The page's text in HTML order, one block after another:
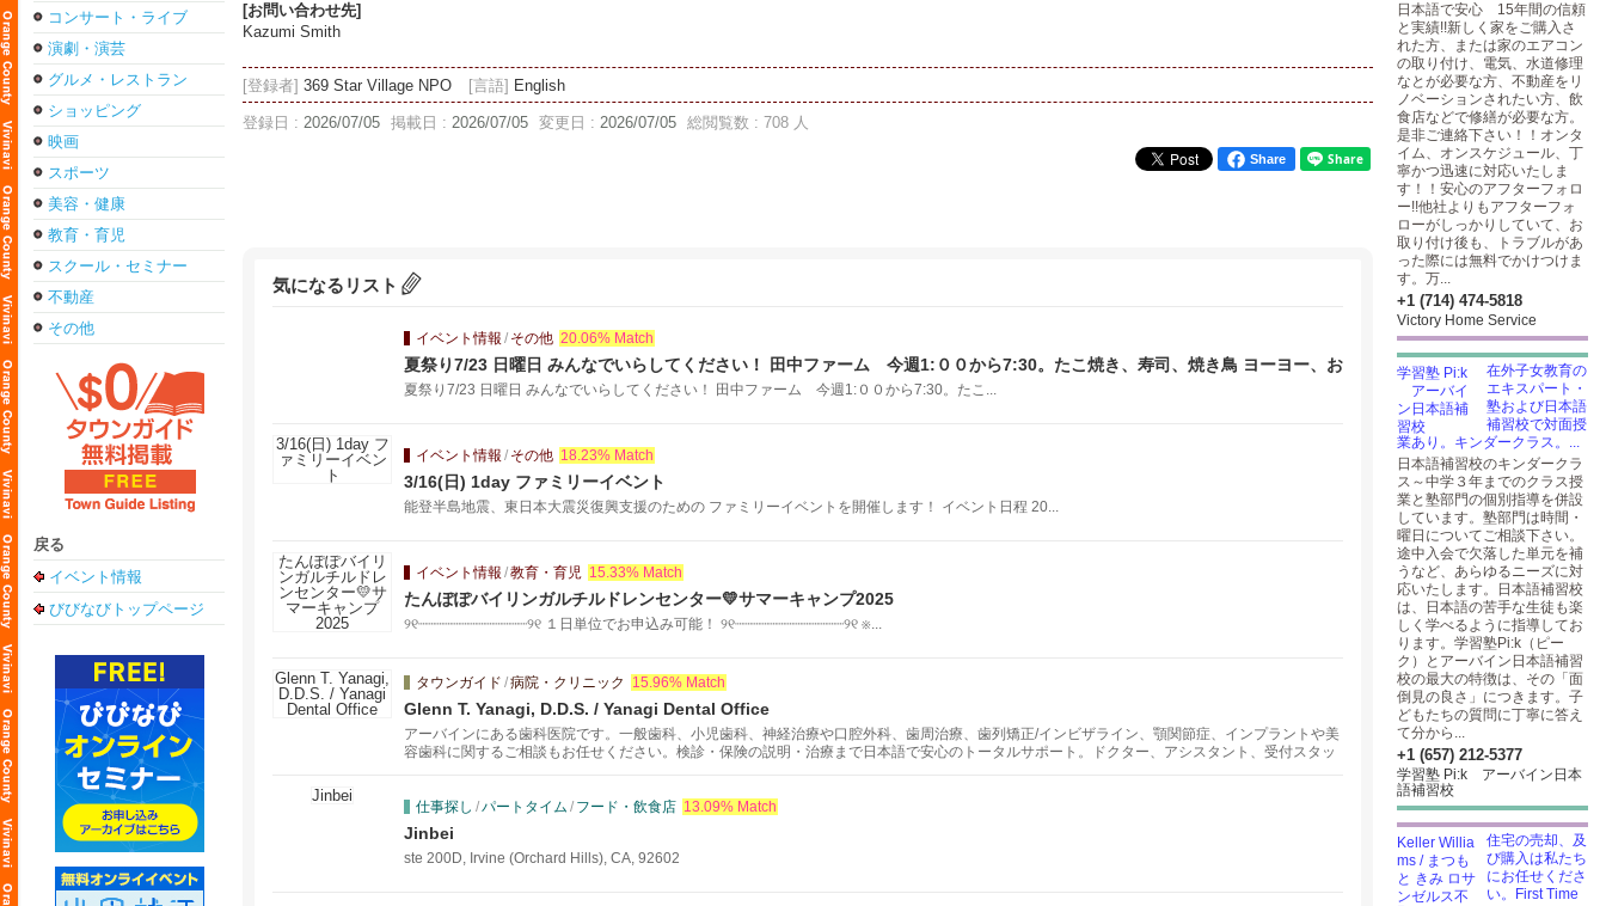
コンサート・ライブ
演劇・演芸
グルメ・レストラン
ショッピング
映画
スポーツ
美容・健康
教育・育児
スクール・セミナー
不動産
その他
戻る
イベント情報
びびなびトップページ
[お問い合わせ先]
Kazumi Smith
[登録者] 369 Star Village NPO [言語] English
登録日 : 2026/07/05 掲載日 : 2026/07/05 変更日 : 2026/07/05 総閲覧数 : 708 人
Share
気になるリスト
イベント情報 / その他 20.06% Match
夏祭り7/23 日曜日 みんなでいらしてください！ 田中ファーム 今週1:００から7:30。たこ焼き、寿司、焼き鳥 ヨーヨー、お
もちゃ釣り、カラオケ大会 な...
夏祭り7/23 日曜日 みんなでいらしてください！ 田中ファーム 今週1:００から7:30。たこ...
イベント情報 / その他 18.23% Match
3/16(日) 1day ファミリーイベント
能登半島地震、東日本大震災復興支援のための ファミリーイベントを開催します！ イベント日程 20...
イベント情報 /教育・育児 15.33% Match
たんぽぽバイリンガルチルドレンセンター💛サマーキャンプ2025
୨୧┈┈┈┈┈┈┈┈┈┈┈┈┈୨୧ １日単位でお申込み可能！ ୨୧┈┈┈┈┈┈┈┈┈┈┈┈┈୨୧ ※...
タウンガイド /病院・クリニック 15.96% Match
Glenn T. Yanagi, D.D.S. / Yanagi Dental Office
アーバインにある歯科医院です。一般歯科、小児歯科、神経治療や口腔外科、歯周治療、歯列矯正/インビザライン、顎関節症、インプラントや美
容歯科に関するご相談もお任せください。検診・保険の説明・治療まで日本語で安心のトータルサポート。ドクター、アシスタント、受付スタッ
仕事探し /パートタイム / フード・飲食店 13.09% Match
Jinbei
ste 200D, Irvine (Orchard Hills), CA, 92602
日本語で安心 15年間の信頼
と実績!!新しく家をご購入さ
れた方、または家のエアコン
の取り付け、電気、水道修理
なとが必要な方、不動産をリ
ノベーションされたい方、飲
食店などで修繕が必要な方。
是非ご連絡下さい！！オンタ
イム、オンスケジュール、丁
寧かつ迅速に対応いたしま
す！！安心のアフターフォロ
ー!!他社よりもアフターフォ
ローがしっかりしていて、お
取り付け後も、トラブルがあ
った際には無料でかけつけま
す。万...
+1 (714) 474-5818
Victory Home Service
在外子女教育の
エキスパート・
塾および日本語
補習校で対面授
業あり。キンダークラス。...
日本語補習校のキンダークラ
ス～中学３年までのクラス授
業と塾部門の個別指導を併設
しています。塾部門は時間・
曜日についてご相談下さい。
途中入会で欠落した単元を補
うなど、あらゆるニーズに対
応いたします。日本語補習校
は、日本語の苦手な生徒も楽
しく学べるように指導してお
ります。学習塾Pi:k（ピー
ク）とアーバイン日本語補習
校の最大の特徴は、その「面
倒見の良さ」につきます。子
どもたちの質問に丁寧に答え
て分から...
+1 (657) 212-5377
学習塾 Pi:k アーバイン日本
語補習校
住宅の売却、及
び購入は私たち
にお任せくださ
い。First Time